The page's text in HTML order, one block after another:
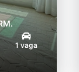
1 vaga